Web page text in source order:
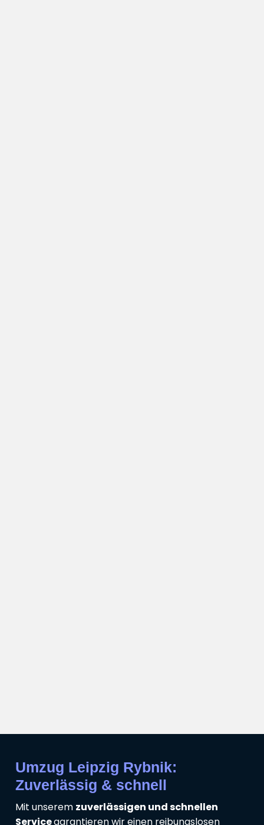
Umzug Leipzig Rybnik:
Zuverlässig & schnell
Mit unserem zuverlässigen und schnellen
Servicegarantieren wir einen reibungslosen